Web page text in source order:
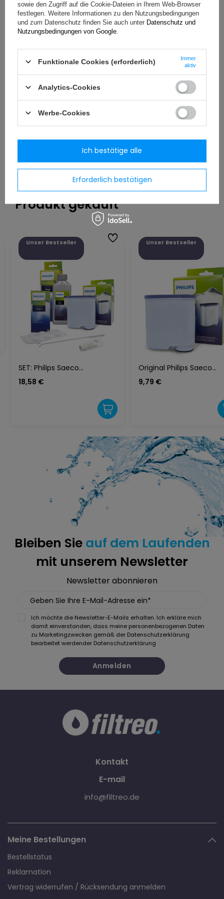
Ihr Vorname
Ihre E-Mail-Adresse
Bewertung abschicken
Parameter
Häufig gestellte Fragen
Am meisten mit diesem
Produkt gekauft
Unser Bestseller
SET: Philips Saeco
AquaClean-Filter CA6903 +
Entkalker CA6700 +
18,58 €
Unser Bestseller
Original Philips Saeco
AquaClean Wasserfilter
CA6903
9,79 €
Bleiben Sie auf dem Laufenden
mit unserem Newsletter
Newsletter abonnieren
Geben Sie Ihre E-Mail-Adresse ein*
Ich möchte die Newsletter-E-Mails erhalten. Ich erkläre mich
damit einverstanden, dass meine personenbezogenen Daten
zu Marketingzwecken gemäß der Datenschutzerklärung
bearbeitet werdender Datenschutzerklärung
Anmelden
Kontakt
E-mail
info@filtreo.de
Meine Bestellungen
Bestellstatus
Reklamation
Vertrag widerrufen / Rücksendung anmelden
sowie den Zugriff auf die Cookie-Dateien in Ihrem Web-Browser
festlegen. Weitere Informationen zu den Nutzungsbedingungen
und zum Datenschutz finden Sie auch unter Datenschutz und
Nutzungsbedingungen von Google
Funktionale Cookies (erforderlich)
Immer
aktiv
Analytics-Cookies
Werbe-Cookies
Erforderlich bestätigen
Ich bestätige alle